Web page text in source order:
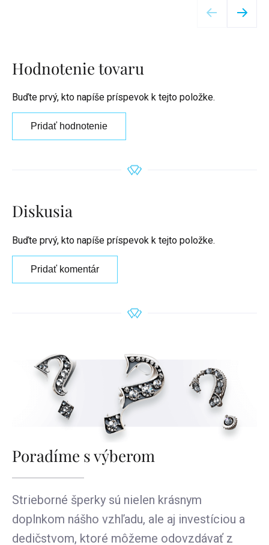
Hodnotenie tovaru
Buďte prvý, kto napíše príspevok k tejto položke.
Pridať hodnotenie
Diskusia
Buďte prvý, kto napíše príspevok k tejto položke.
Pridať komentár
Poradíme s výberom
Strieborné šperky sú nielen krásnym
doplnkom nášho vzhľadu, ale aj investíciou a
dedičstvom, ktoré môžeme odovzdávať z